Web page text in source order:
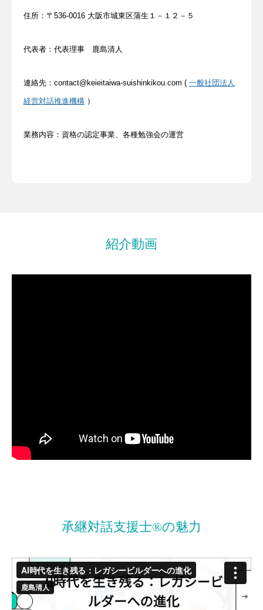
住所：〒536-0016 大阪市城東区蒲生１－１２－５
代表者：代表理事 鹿島清人
連絡先：contact@keieitaiwa-suishinkikou.com ( 一般社団法人
経営対話推進機構 ）
業務内容：資格の認定事業、各種勉強会の運営
紹介動画
承継対話支援士®の魅力